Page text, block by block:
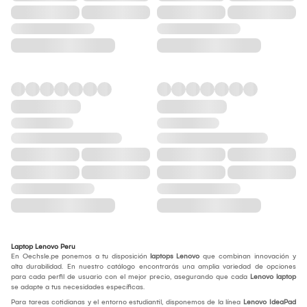
Laptop Lenovo Peru
En Oechsle.pe ponemos a tu disposición laptops Lenovo que combinan innovación y
alta durabilidad. En nuestro catálogo encontrarás una amplia variedad de opciones
para cada perfil de usuario con el mejor precio, asegurando que cada Lenovo laptop
se adapte a tus necesidades específicas.
Para tareas cotidianas y el entorno estudiantil, disponemos de la línea Lenovo IdeaPad